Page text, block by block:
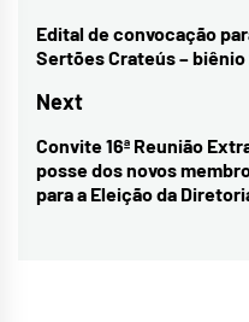
de
Previous
post:
Edital de convocação
Sertões Crateús – biênio
Next
Next
post:
Convite 16ª Reunião
posse dos novos
para a Eleição da